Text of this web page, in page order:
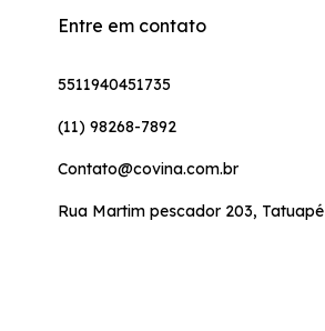
Entre em contato
5511940451735
(11) 98268-7892
Contato@covina.com.br
Rua Martim pescador 203, Tatuapé